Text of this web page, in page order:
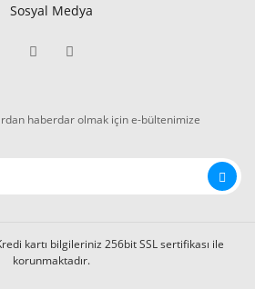
Sosyal Medya
haberdar olmak için e-bültenimize
kartı bilgileriniz 256bit SSL sertifikası ile
korunmaktadır.